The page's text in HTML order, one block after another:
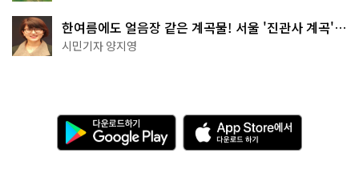
한여름에도 얼음장 같은 계곡물! 서울 '진관사 계곡'이
천국이네~
시민기자 양지영
다
운
로
A
p
p